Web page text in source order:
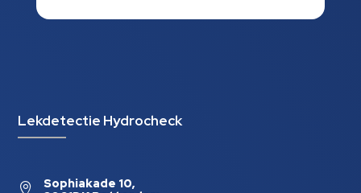
Lekdetectie Hydrocheck

Sophiakade 10,